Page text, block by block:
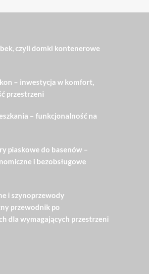
czyli domki kontenerowe
– inwestycja w komfort,
przestrzeni
– funkcjonalność na
piaskowe do basenów –
i bezobsługowe
i szynoprzewody
przewodnik po
dla wymagających przestrzeni